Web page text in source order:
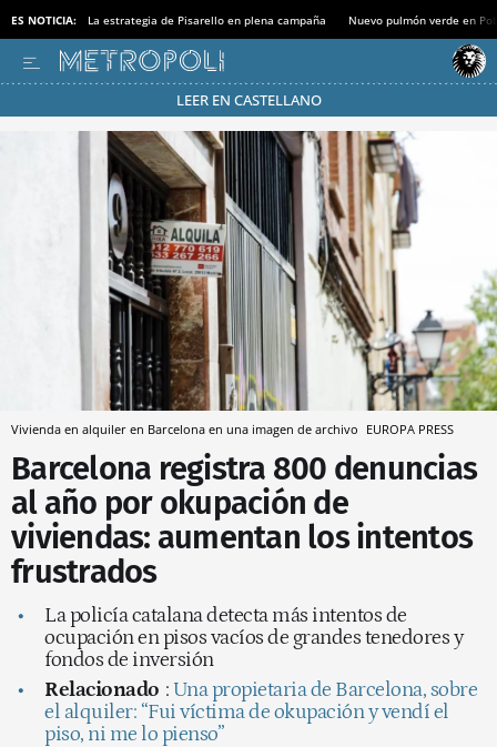
ES NOTICIA: La estrategia de Pisarello en plena campaña Nuevo pulmón verde en
LEER EN CASTELLANO
Pásate al MODO AHORRO
Vivienda en alquiler en Barcelona en una imagen de archivo EUROPA PRESS
Barcelona registra 800 denuncias
al año por okupación de
viviendas: aumentan los intentos
frustrados
La policía catalana detecta más intentos de
ocupación en pisos vacíos de grandes tenedores y
fondos de inversión
Relacionado : Una propietaria de Barcelona, sobre
el alquiler: “Fui víctima de okupación y vendí el
piso, ni me lo pienso”